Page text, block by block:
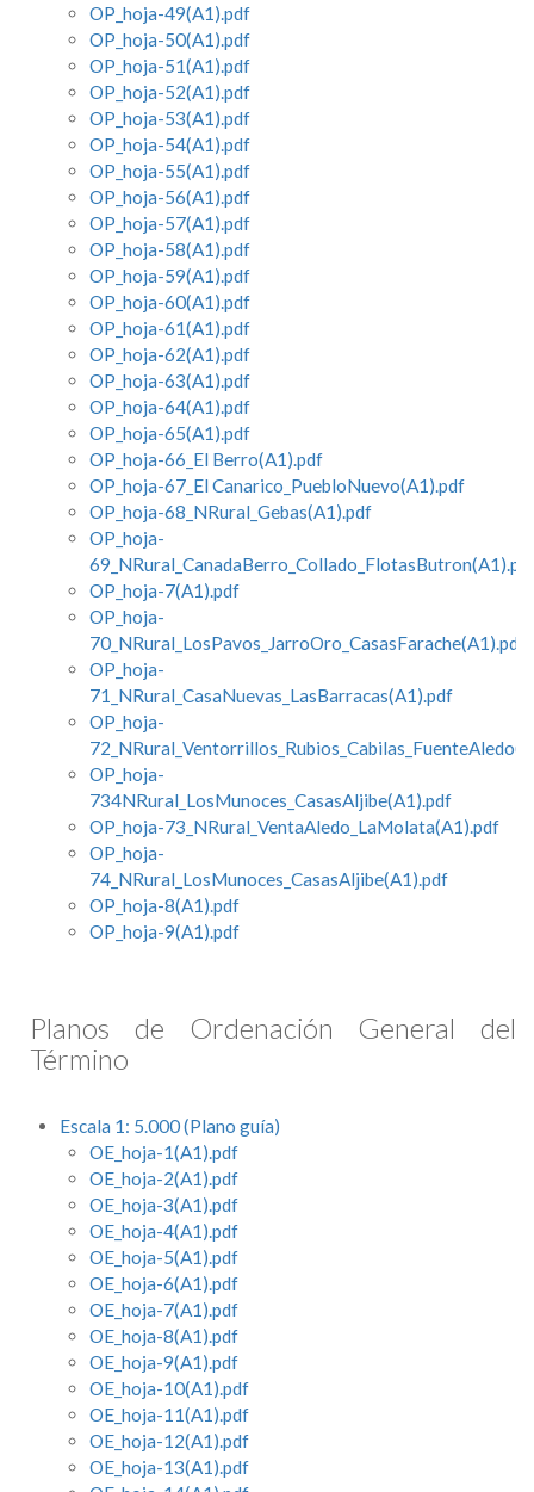
OP_hoja-49(A1).pdf
OP_hoja-50(A1).pdf
OP_hoja-51(A1).pdf
OP_hoja-52(A1).pdf
OP_hoja-53(A1).pdf
OP_hoja-54(A1).pdf
OP_hoja-55(A1).pdf
OP_hoja-56(A1).pdf
OP_hoja-57(A1).pdf
OP_hoja-58(A1).pdf
OP_hoja-59(A1).pdf
OP_hoja-60(A1).pdf
OP_hoja-61(A1).pdf
OP_hoja-62(A1).pdf
OP_hoja-63(A1).pdf
OP_hoja-64(A1).pdf
OP_hoja-65(A1).pdf
OP_hoja-66_El Berro(A1).pdf
OP_hoja-67_El Canarico_PuebloNuevo(A1).pdf
OP_hoja-68_NRural_Gebas(A1).pdf
OP_hoja-
OP_hoja-7(A1).pdf
OP_hoja-
70_NRural_LosPavos_JarroOro_CasasFarache(A1).pdf
OP_hoja-
71_NRural_CasaNuevas_LasBarracas(A1).pdf
OP_hoja-
OP_hoja-
734NRural_LosMunoces_CasasAljibe(A1).pdf
OP_hoja-73_NRural_VentaAledo_LaMolata(A1).pdf
OP_hoja-
74_NRural_LosMunoces_CasasAljibe(A1).pdf
OP_hoja-8(A1).pdf
OP_hoja-9(A1).pdf
Planos de Ordenación General del
Término
Escala 1: 5.000 (Plano guía)
OE_hoja-1(A1).pdf
OE_hoja-2(A1).pdf
OE_hoja-3(A1).pdf
OE_hoja-4(A1).pdf
OE_hoja-5(A1).pdf
OE_hoja-6(A1).pdf
OE_hoja-7(A1).pdf
OE_hoja-8(A1).pdf
OE_hoja-9(A1).pdf
OE_hoja-10(A1).pdf
OE_hoja-11(A1).pdf
OE_hoja-12(A1).pdf
OE_hoja-13(A1).pdf